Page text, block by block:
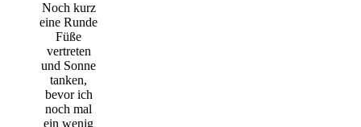
Noch kurz
eine Runde
Füße
vertreten
und Sonne
tanken,
bevor ich
noch mal
ein wenig